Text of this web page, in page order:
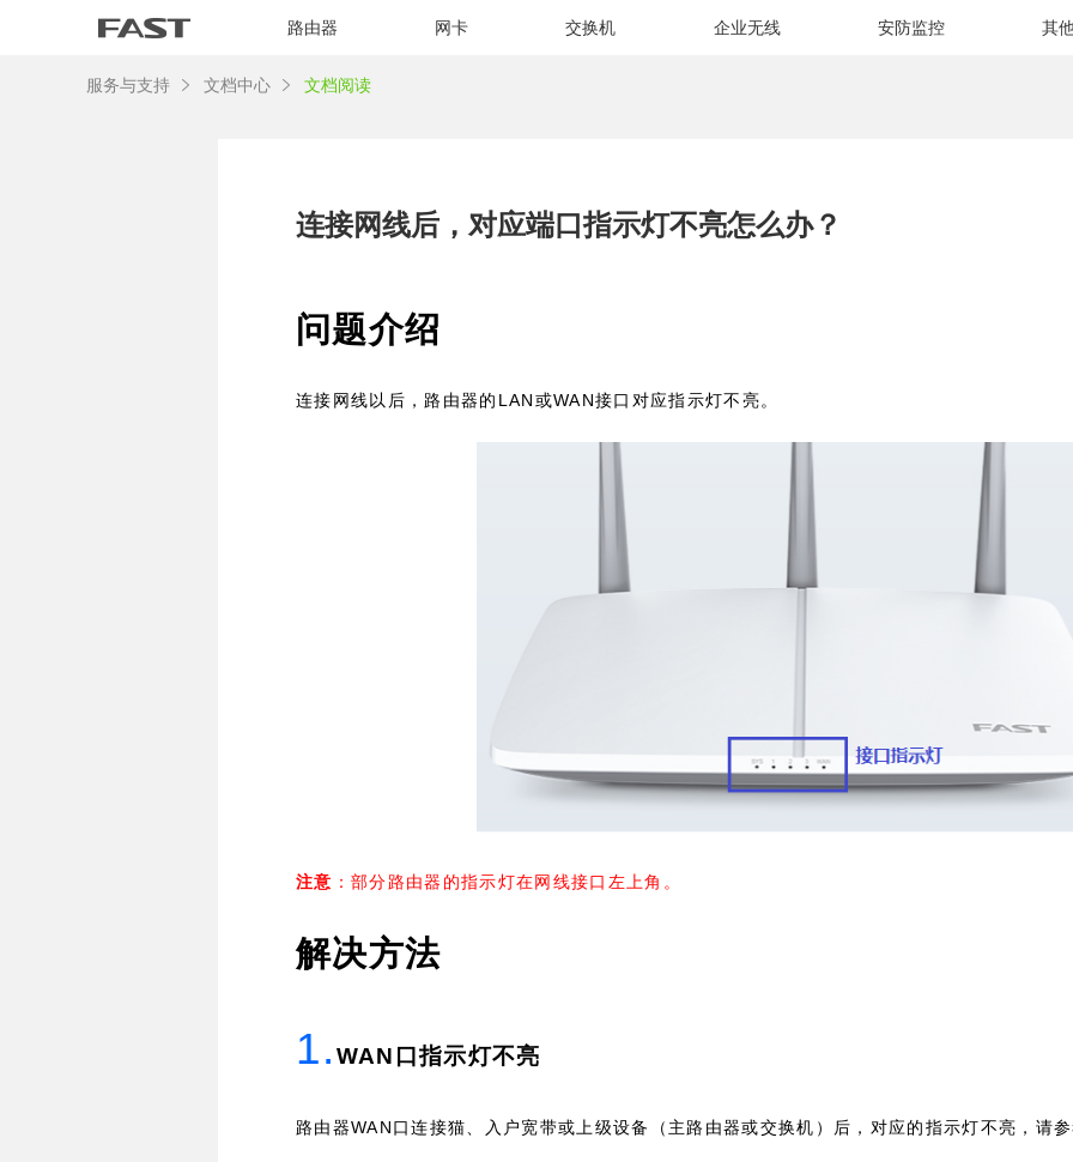
路由器 网卡 交换机 企业无线 安防监控 其
服务与支持 文档中心 文档阅读
连接网线后，对应端口指示灯不亮怎么办？
问题介绍
连接网线以后，路由器的 LAN 或WAN接口对应指示灯不亮。
注意 ：部分路由器的指示灯在网线接口左上角。
解决方法
1. WAN 口指示灯不亮
路由器WAN 口连接猫、入户宽带或上级设备（主路由器或交换机）后，对应的指示灯不亮，请